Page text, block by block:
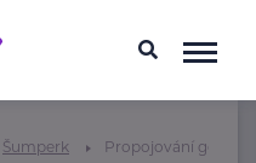
Šumperk Propojování